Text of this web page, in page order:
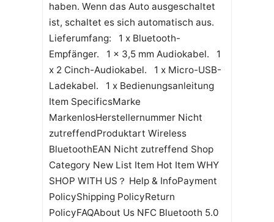
haben. Wenn das Auto ausgeschaltet
ist, schaltet es sich automatisch aus.
Lieferumfang: 1 x Bluetooth-
Empfänger. 1 x 3,5 mm Audiokabel. 1
x 2 Cinch-Audiokabel. 1 x Micro-USB-
Ladekabel. 1 x Bedienungsanleitung
Item SpecificsMarke
MarkenlosHerstellernummer Nicht
zutreffendProduktart Wireless
BluetoothEAN Nicht zutreffend Shop
Category New List Item Hot Item WHY
SHOP WITH US？ Help & InfoPayment
PolicyShipping PolicyReturn
PolicyFAQAbout Us NFC Bluetooth 5.0